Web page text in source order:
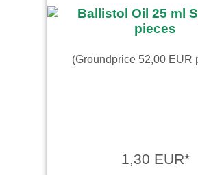
(Groundprice 52,00 EUR
1,30 EUR*